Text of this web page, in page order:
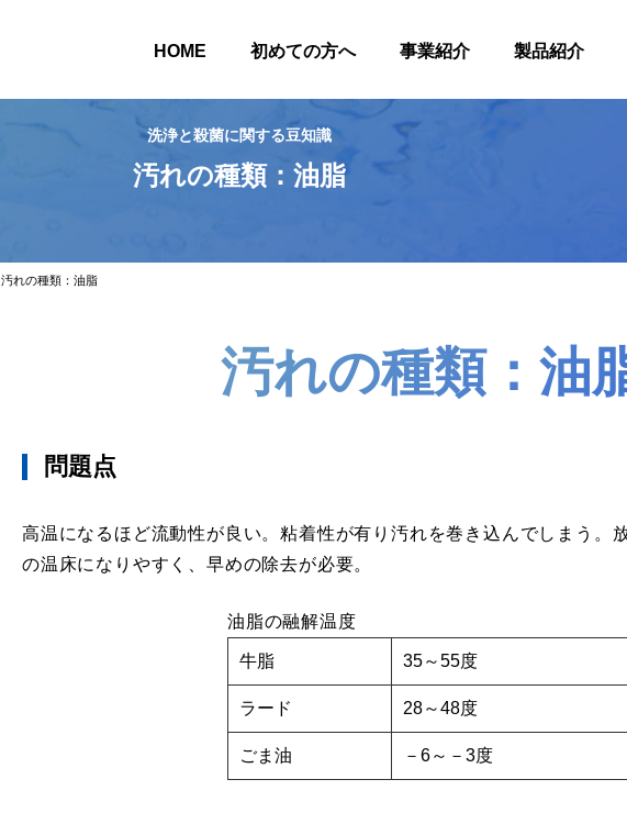
HOME 初めての方へ 事業紹介 製品紹介
洗浄と殺菌に関する豆知識
汚れの種類：油脂
汚れの種類：油脂
汚れの種類：油
問題点
高温になるほど流動性が良い。粘着性が有り汚れを巻き込んでしまう。
の温床になりやすく、早めの除去が必要。
油脂の融解温度
牛脂 35～55度
ラード 28～48度
ごま油 －6～－3度